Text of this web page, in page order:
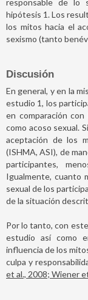
hipótesis 1. Los
los mitos hacia el
sexismo (tanto
Discusión
En general, y en la
estudio 1, los
en comparación
como acoso sexual.
aceptación de los
(ISHMA, ASI), de
participantes,
Igualmente, cuanto
sexual de los
de la situación
Por lo tanto, con
estudio así como
influencia de los
culpa y
et al., 2008; Wiener